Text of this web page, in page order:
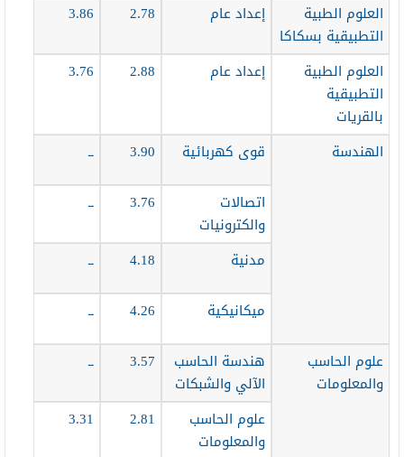
العلوم الطبية
التطبيقية بسكاكا
إعداد عام 2.78
3.86
العلوم الطبية
التطبيقية
بالقريات
إعداد عام 2.88
3.76
الهندسة قوى كهربائية 3.90
ــ
اتصالات
والكترونيات
3.76 ــ
مدنية 4.18
ــ
ميكانيكية
4.26
ــ
علوم الحاسب
والمعلومات
هندسة الحاسب
الآلي والشبكات
3.57 ــ
علوم الحاسب
والمعلومات
2.81
3.31